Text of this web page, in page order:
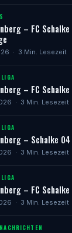
– FC
· 3 Min. Lesezeit
– FC
· 3 Min. Lesezeit
– Schalke
· 3 Min. Lesezeit
– FC
· 3 Min. Lesezeit